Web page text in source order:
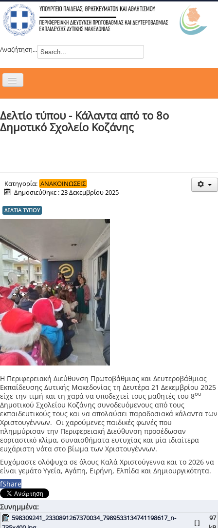
Αναζήτηση...
Εναλλαγή
ΝΕΑ
ΣΥΜΒΟΥΛΙΑ
ΔΡΑΣΕΙΣ
ΕΠΙΚΟΙΝΩΝΙΑ
ΕΞ ΑΠΟΣΤΑΣΕΩΣ ΕΚΠΑΙΔΕΥΣΗ
Δελτίο τύπου - Κάλαντα από το 8ο
Δημοτικό Σχολείο Κοζάνης
Κατηγορία: ΑΝΑΚΟΙΝΩΣΕΙΣ
Δημοσιεύθηκε : 23 Δεκεμβρίου 2025
ΔΕΛΤΙΑ ΤΥΠΟΥ
Η Περιφερειακή Διεύθυνση Πρωτοβάθμιας και Δευτεροβάθμιας
Εκπαίδευσης Δυτικής Μακεδονίας τη Δευτέρα 21 Δεκεμβρίου 2025
είχε την τιμή και τη χαρά να υποδεχτεί τους μαθητές του 8ου
Δημοτικού Σχολείου Κοζάνης συνοδευόμενους από τους
εκπαιδευτικούς τους και να απολαύσει παραδοσιακά κάλαντα των
Χριστουγέννων. Οι χαρούμενες παιδικές φωνές που
πλημμύρισαν την Περιφερειακή Διεύθυνση προσέδωσαν
εορταστικό κλίμα, συναισθήματα ευτυχίας και μία ιδιαίτερα
ευχάριστη νότα στο βίωμα των Χριστουγέννων.
Ευχόμαστε ολόψυχα σε όλους Καλά Χριστούγεννα και το 2026 να
είναι γεμάτο Υγεία, Αγάπη, Ειρήνη, Ελπίδα και Δημιουργικότητα.
fShare
Συνημμένα:
598309241_2330891267370034_7989533134741198617_n-
[ ]
97